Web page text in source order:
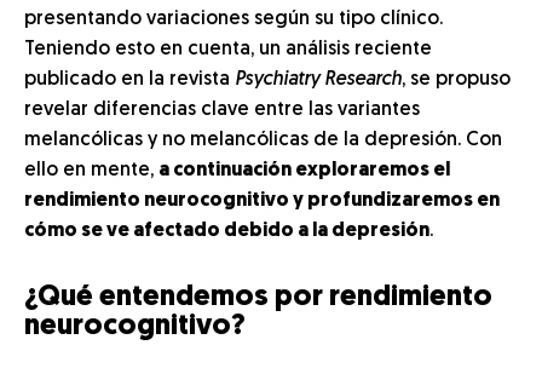
presentando variaciones según su tipo clínico.
Teniendo esto en cuenta, un análisis reciente
publicado en la revista Psychiatry Research, se propuso
revelar diferencias clave entre las variantes
melancólicas y no melancólicas de la depresión. Con
ello en mente, a continuación exploraremos el
rendimiento neurocognitivo y profundizaremos en
cómo se ve afectado debido a la depresión.
¿Qué entendemos por rendimiento
neurocognitivo?